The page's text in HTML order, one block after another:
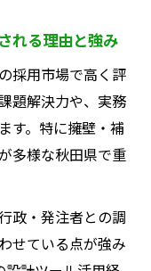
設計技術導入
の強みを活か
建設コンサル
働き方を解説
れる理由と強み
採用市場で高く評
題解決力や、実務
す。特に擁壁・補
多様な秋田県で重
政・発注者との調
せている点が強み